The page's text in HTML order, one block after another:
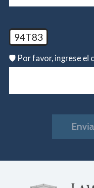
94T83
🛡️ Por favor, ingrese el